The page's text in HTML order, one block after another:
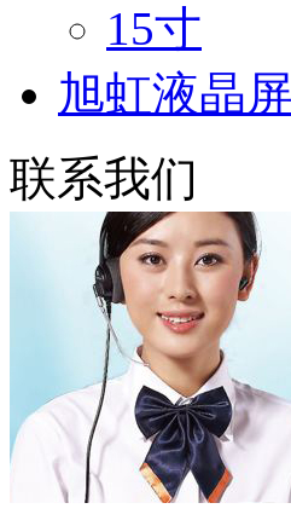
15寸
旭虹液晶屏
联系我们